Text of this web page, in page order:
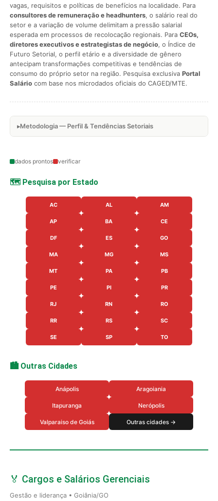
vagas, requisitos e políticas de benefícios na localidade. Para
consultores de remuneração e headhunters, o salário real do
setor e a variação de volume delimitam a pressão salarial
esperada em processos de recolocação regionais. Para CEOs,
diretores executivos e estrategistas de negócio, o Índice de
Futuro Setorial, o perfil etário e a diversidade de gênero
antecipam transformações competitivas e tendências de
consumo do próprio setor na região. Pesquisa exclusiva Portal
Salário com base nos microdados oficiais do CAGED/MTE.
Metodologia — Perfil & Tendências Setoriais
dados prontos verificar
🗺️ Pesquisa por Estado
AC AL AM
AP BA CE
DF ES GO
MA MG MS
MT PA PB
PE PI PR
RJ RN RO
RR RS SC
SE SP TO
🏙️ Outras Cidades
Anápolis Aragoiania
Itapuranga Nerópolis
Valparaiso de Goiás Outras cidades →
🏅 Cargos e Salários Gerenciais
Gestão e liderança • Goiânia/GO